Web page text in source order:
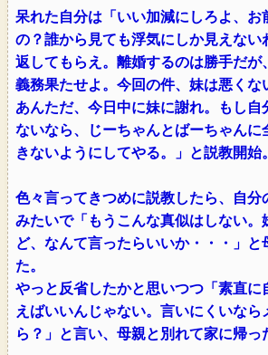
呆れた自分は「いい加減にしろよ、お
の？誰から見ても浮気にしか見えない
返してもらえ。離婚するのは勝手だが
義務果たせよ。今回の件、妹は悪くな
あんただ、今日中に妹に謝れ。もし自
ないなら、じーちゃんとばーちゃんに
きないようにしてやる。」と説教開始。
色々言ってきつめに説教したら、自分
みたいで「もうこんな真似はしない。
ど、なんて言ったらいいか・・・」と
た。
やっと反省したかと思いつつ「素直に
えばいいんじゃない。言いにくいなら
ら？」と言い、母親と別れて家に帰っ